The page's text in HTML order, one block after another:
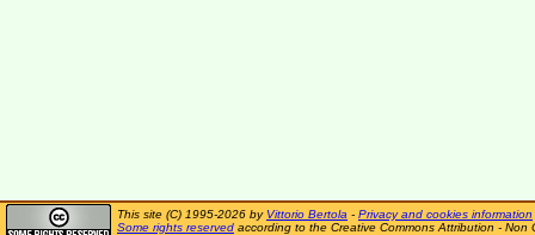
This site (C) 1995-2026 by Vittorio Bertola - Privacy and cookies information
Some rights reserved according to the Creative Commons Attribution - Non